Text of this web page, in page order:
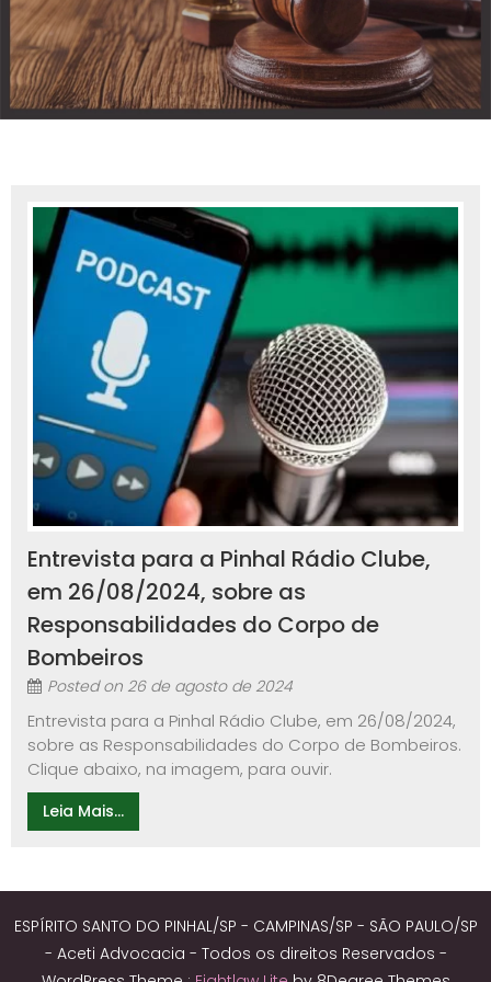
Entrevista para a Pinhal Rádio Clube,
em 26/08/2024, sobre as
Responsabilidades do Corpo de
Bombeiros
Posted on 26 de agosto de 2024
Entrevista para a Pinhal Rádio Clube, em 26/08/2024,
sobre as Responsabilidades do Corpo de Bombeiros.
Clique abaixo, na imagem, para ouvir.
Leia Mais...
ESPÍRITO SANTO DO PINHAL/SP - CAMPINAS/SP - SÃO PAULO/SP
- Aceti Advocacia - Todos os direitos Reservados -